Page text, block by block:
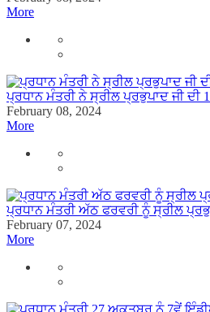
More
ਪ੍ਰਧਾਨ ਮੰਤਰੀ ਨੇ ਸ੍ਰੀਲ ਪ੍ਰਭੁਪਾਦ ਜੀ
February 08, 2024
More
ਪ੍ਰਧਾਨ ਮੰਤਰੀ ਅੱਠ ਫਰਵਰੀ ਨੂੰ ਸ੍ਰੀਲ
February 07, 2024
More